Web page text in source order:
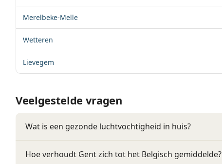
Merelbeke-Melle
Wetteren
Lievegem
Veelgestelde vragen
Wat is een gezonde luchtvochtigheid in huis?
Hoe verhoudt Gent zich tot het Belgisch gemiddelde?